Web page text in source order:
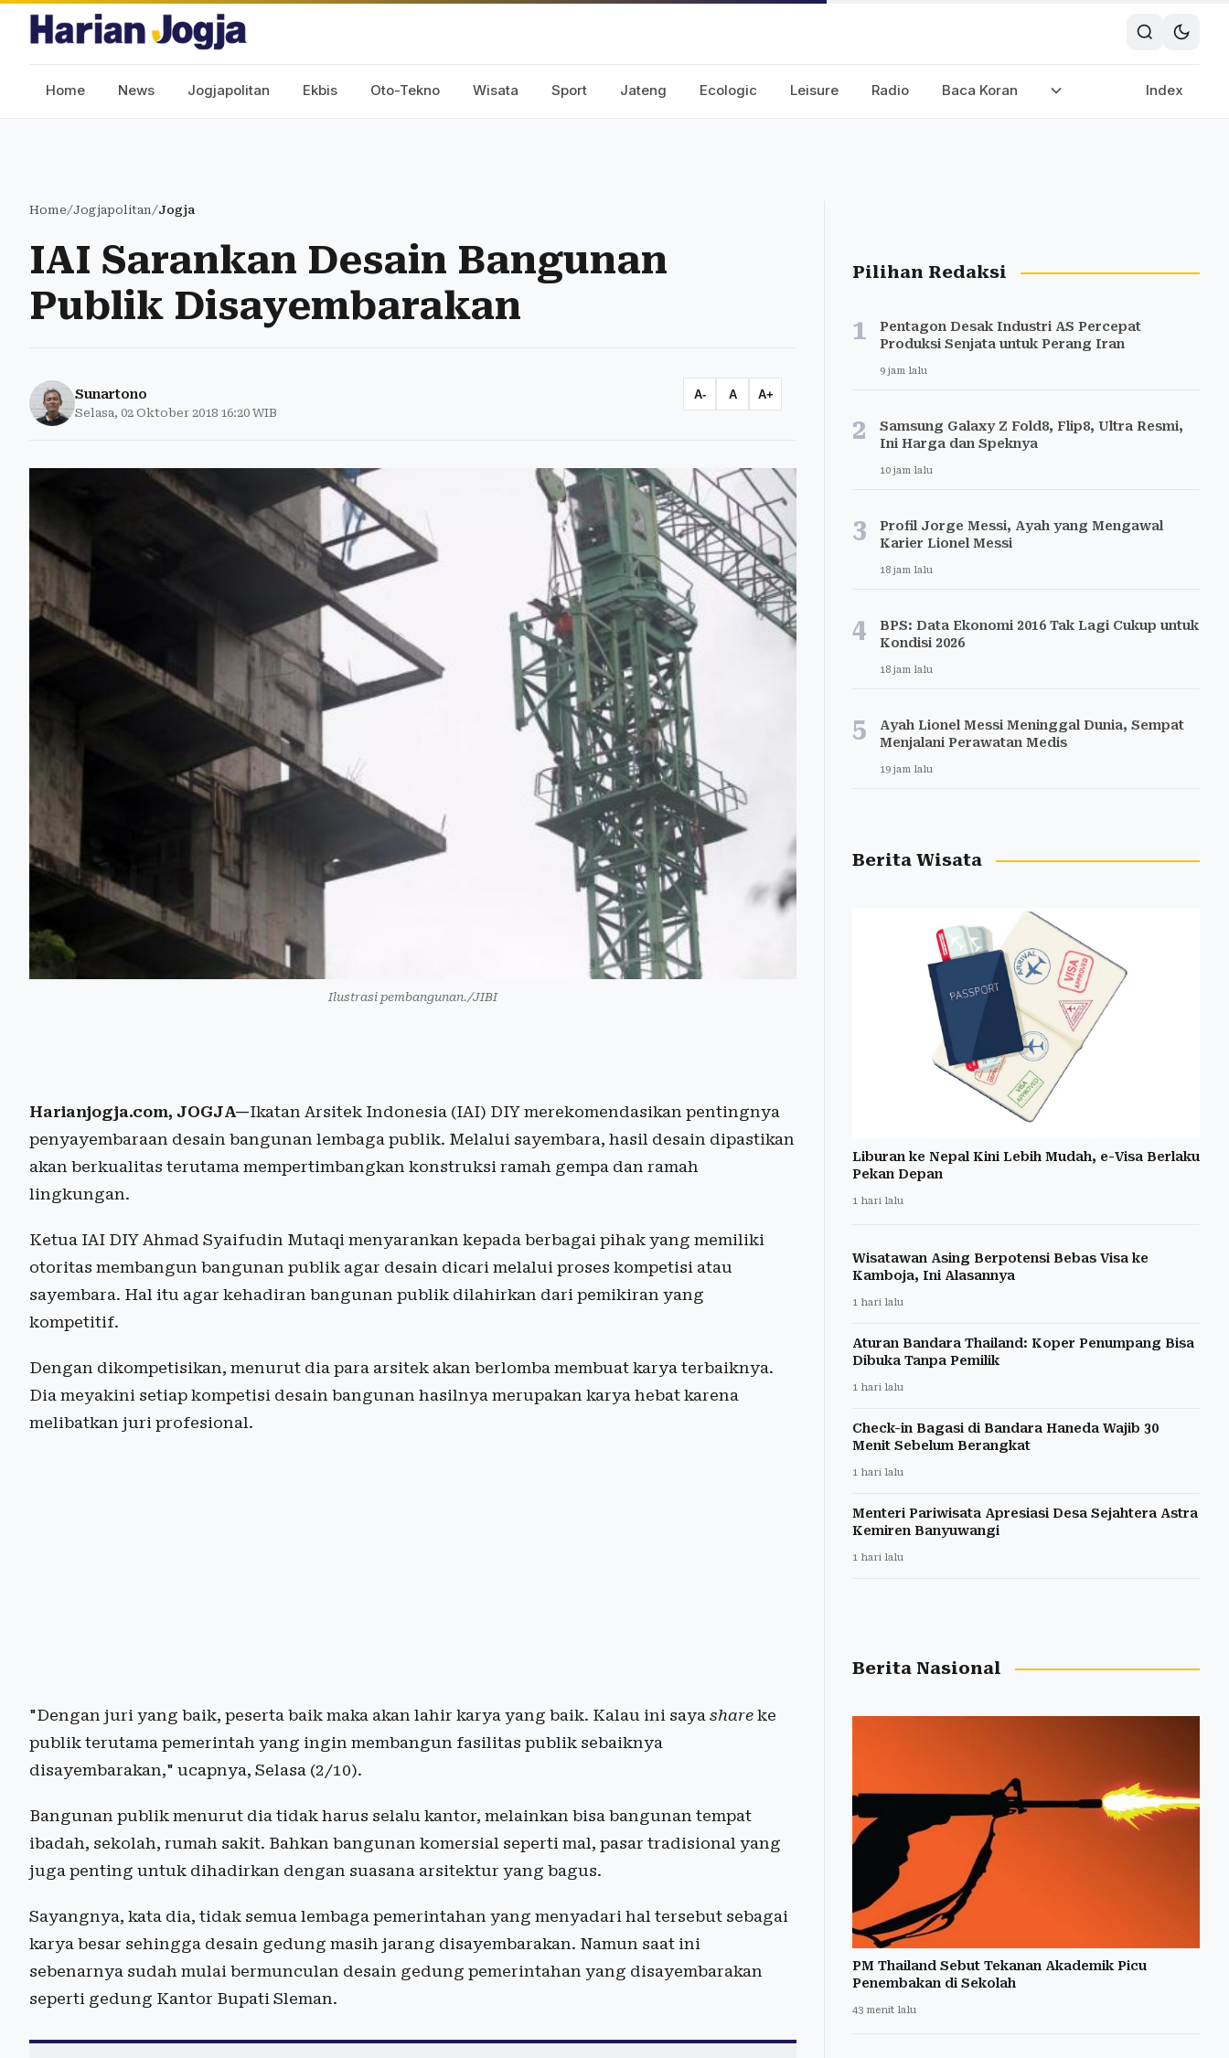
Home News Jogjapolitan Ekbis Oto-Tekno Wisata Sport Jateng Ecologic Leisure Radio Baca Koran Index
Home/Jogjapolitan/Jogja
IAI Sarankan Desain Bangunan
Publik Disayembarakan
Sunartono
Selasa, 02 Oktober 2018 16:20 WIB
A- A A+
Ilustrasi pembangunan./JIBI
Harianjogja.com, JOGJA—Ikatan Arsitek Indonesia (IAI) DIY merekomendasikan pentingnya
penyayembaraan desain bangunan lembaga publik. Melalui sayembara, hasil desain dipastikan
akan berkualitas terutama mempertimbangkan konstruksi ramah gempa dan ramah
lingkungan.
Ketua IAI DIY Ahmad Syaifudin Mutaqi menyarankan kepada berbagai pihak yang memiliki
otoritas membangun bangunan publik agar desain dicari melalui proses kompetisi atau
sayembara. Hal itu agar kehadiran bangunan publik dilahirkan dari pemikiran yang
kompetitif.
Dengan dikompetisikan, menurut dia para arsitek akan berlomba membuat karya terbaiknya.
Dia meyakini setiap kompetisi desain bangunan hasilnya merupakan karya hebat karena
melibatkan juri profesional.
"Dengan juri yang baik, peserta baik maka akan lahir karya yang baik. Kalau ini saya share ke
publik terutama pemerintah yang ingin membangun fasilitas publik sebaiknya
disayembarakan," ucapnya, Selasa (2/10).
Bangunan publik menurut dia tidak harus selalu kantor, melainkan bisa bangunan tempat
ibadah, sekolah, rumah sakit. Bahkan bangunan komersial seperti mal, pasar tradisional yang
juga penting untuk dihadirkan dengan suasana arsitektur yang bagus.
Sayangnya, kata dia, tidak semua lembaga pemerintahan yang menyadari hal tersebut sebagai
karya besar sehingga desain gedung masih jarang disayembarakan. Namun saat ini
sebenarnya sudah mulai bermunculan desain gedung pemerintahan yang disayembarakan
seperti gedung Kantor Bupati Sleman.
Pilihan Redaksi
1
Pentagon Desak Industri AS Percepat
Produksi Senjata untuk Perang Iran
9 jam lalu
2
Samsung Galaxy Z Fold8, Flip8, Ultra Resmi,
Ini Harga dan Speknya
10 jam lalu
3
Profil Jorge Messi, Ayah yang Mengawal
Karier Lionel Messi
18 jam lalu
4
BPS: Data Ekonomi 2016 Tak Lagi Cukup untuk
Kondisi 2026
18 jam lalu
5
Ayah Lionel Messi Meninggal Dunia, Sempat
Menjalani Perawatan Medis
19 jam lalu
Berita Wisata
Liburan ke Nepal Kini Lebih Mudah, e-Visa Berlaku
Pekan Depan
1 hari lalu
Wisatawan Asing Berpotensi Bebas Visa ke
Kamboja, Ini Alasannya
1 hari lalu
Aturan Bandara Thailand: Koper Penumpang Bisa
Dibuka Tanpa Pemilik
1 hari lalu
Check-in Bagasi di Bandara Haneda Wajib 30
Menit Sebelum Berangkat
1 hari lalu
Menteri Pariwisata Apresiasi Desa Sejahtera Astra
Kemiren Banyuwangi
1 hari lalu
Berita Nasional
PM Thailand Sebut Tekanan Akademik Picu
Penembakan di Sekolah
43 menit lalu